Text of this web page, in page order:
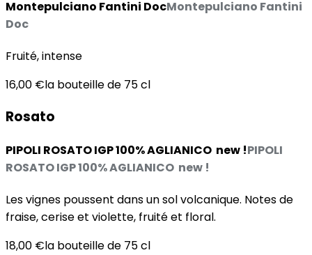
Montepulciano Fantini DocMontepulciano Fantini
Doc
Fruité, intense
16,00 €la bouteille de 75 cl
Rosato
PIPOLI ROSATO IGP 100% AGLIANICO new !PIPOLI
ROSATO IGP 100% AGLIANICO new !
Les vignes poussent dans un sol volcanique. Notes de
fraise, cerise et violette, fruité et floral.
18,00 €la bouteille de 75 cl